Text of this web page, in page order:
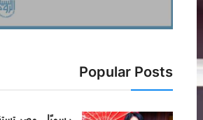
Popular Posts